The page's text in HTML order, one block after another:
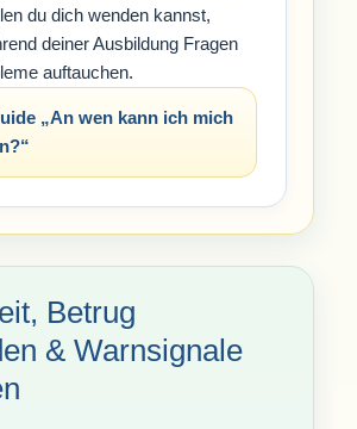
du dich wenden kannst,
deiner Ausbildung Fragen
auftauchen.
„An wen kann ich mich
Betrug
& Warnsignale